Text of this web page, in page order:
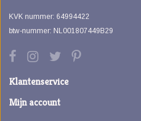
KVK nummer: 64994422
btw-nummer: NL001807449B29
Klantenservice
Mijn account